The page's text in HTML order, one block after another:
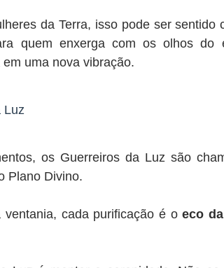
da Terra, isso pode ser sentido
quem enxerga com os olhos do
uma nova vibração.
Luz
os Guerreiros da Luz são
Plano Divino.
ventania, cada purificação é oeco